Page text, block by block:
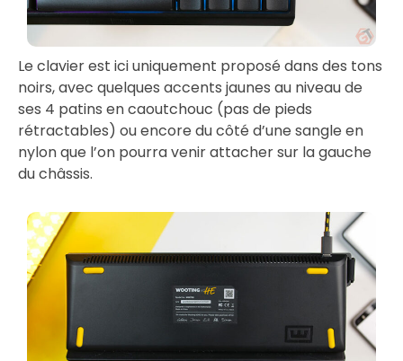
Le clavier est ici uniquement proposé dans des tons
noirs, avec quelques accents jaunes au niveau de
ses 4 patins en caoutchouc (pas de pieds
rétractables) ou encore du côté d’une sangle en
nylon que l’on pourra venir attacher sur la gauche
du châssis.